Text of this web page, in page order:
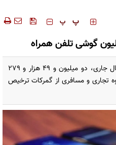
‍‍‍ پ پ
رئیس کل گمرک:در سه ماهه اول سال جاری، دو میلیون و ۴۹ هزار و ۲۷۹
تجاری و مسافری از گمرکات ترخیص